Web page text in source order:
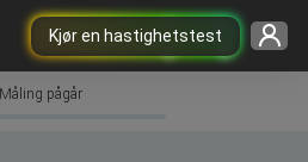
Kjør en hastighetstest
Måling pågår